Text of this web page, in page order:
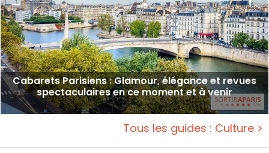
Cabarets Parisiens : Glamour, élégance et revues
spectaculaires en ce moment et à venir
Tous les guides : Culture >